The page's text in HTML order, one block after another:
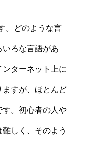
。どのような言
ろな言語があ
ターネット上に
ますが、ほとんど
。初心者の人や
しく、そのよう